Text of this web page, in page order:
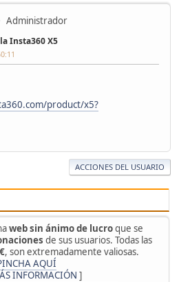
web sin ánimo de lucroque se
de sus usuarios. Todas las
, son extremadamente valiosas.
AQUÍ
INFORMACIÓN ]
Administrador
Insta360 X5
product/x5?
ACCIONES DEL USUARIO